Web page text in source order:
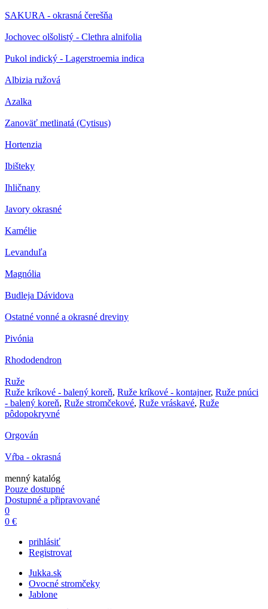
SAKURA - okrasná čerešňa
Jochovec olšolistý - Clethra alnifolia
Pukol indický - Lagerstroemia indica
Albizia ružová
Azalka
Zanoväť metlinatá (Cytisus)
Hortenzia
Ibišteky
Ihličnany
Javory okrasné
Kamélie
Levanduľa
Magnólia
Budleja Dávidova
Ostatné vonné a okrasné dreviny
Pivónia
Rhododendron
Ruže
Ruže kríkové - balený koreň, Ruže kríkové - kontajner, Ruže pnúci
- balený koreň, Ruže stromčekové, Ruže vráskavé, Ruže
pôdopokryvné
Orgován
Vŕba - okrasná
menný katalóg
Pouze dostupné
Dostupné a připravované
0
0 €
prihlásiť
Registrovat
Jukka.sk
Ovocné stromčeky
Jablone